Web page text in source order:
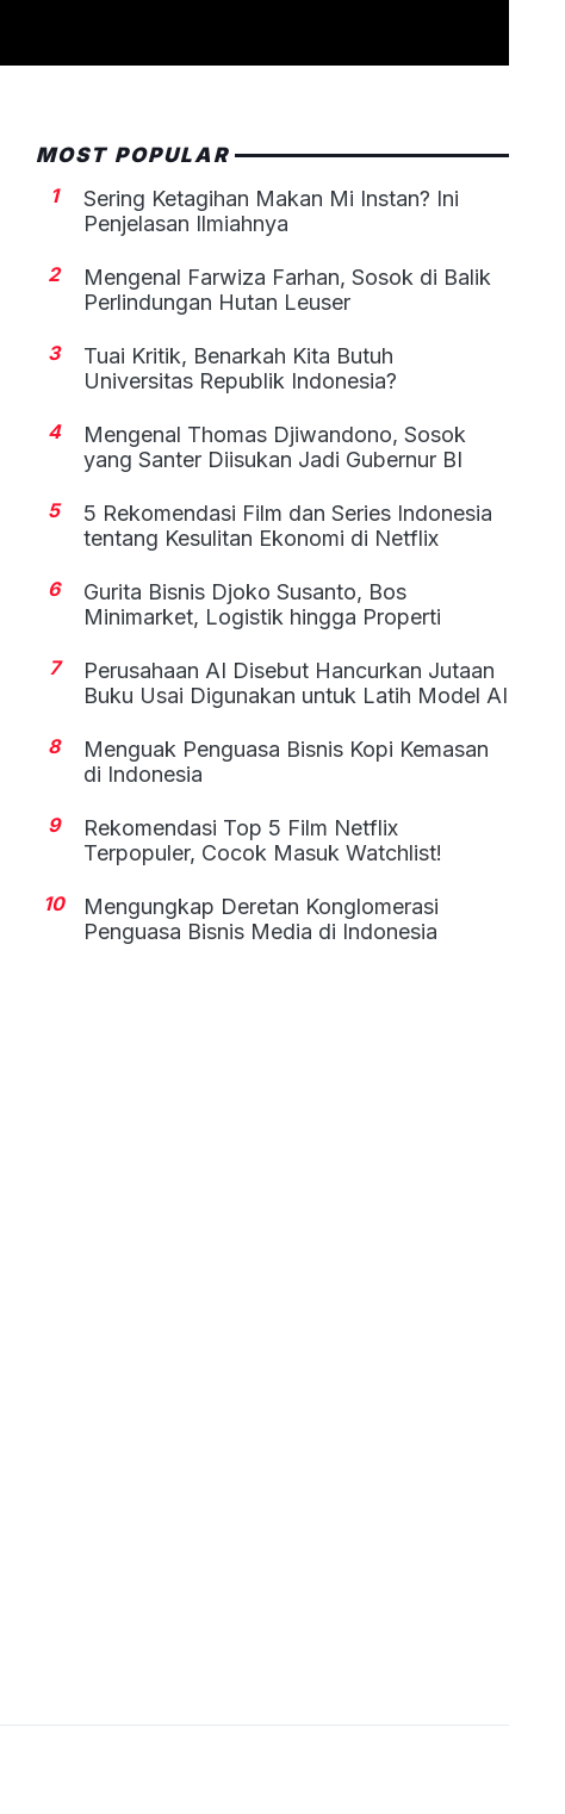
MOST POPULAR
1
Sering Ketagihan Makan Mi Instan? Ini
Penjelasan Ilmiahnya
2
Mengenal Farwiza Farhan, Sosok di Balik
Perlindungan Hutan Leuser
3
Tuai Kritik, Benarkah Kita Butuh
Universitas Republik Indonesia?
4
Mengenal Thomas Djiwandono, Sosok
yang Santer Diisukan Jadi Gubernur BI
5
5 Rekomendasi Film dan Series Indonesia
tentang Kesulitan Ekonomi di Netflix
6
Gurita Bisnis Djoko Susanto, Bos
Minimarket, Logistik hingga Properti
7
Perusahaan AI Disebut Hancurkan Jutaan
Buku Usai Digunakan untuk Latih Model AI
8
Menguak Penguasa Bisnis Kopi Kemasan
di Indonesia
9
Rekomendasi Top 5 Film Netflix
Terpopuler, Cocok Masuk Watchlist!
10
Mengungkap Deretan Konglomerasi
Penguasa Bisnis Media di Indonesia